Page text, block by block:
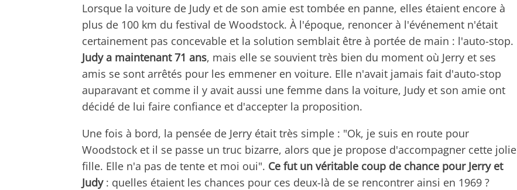
Lorsque la voiture de Judy et de son amie est tombée en panne, elles étaient encore à
plus de 100 km du festival de Woodstock. À l'époque, renoncer à l'événement n'était
certainement pas concevable et la solution semblait être à portée de main : l'auto-stop.
Judy a maintenant 71 ans, mais elle se souvient très bien du moment où Jerry et ses
amis se sont arrêtés pour les emmener en voiture. Elle n'avait jamais fait d'auto-stop
auparavant et comme il y avait aussi une femme dans la voiture, Judy et son amie ont
décidé de lui faire confiance et d'accepter la proposition.
Une fois à bord, la pensée de Jerry était très simple : "Ok, je suis en route pour
Woodstock et il se passe un truc bizarre, alors que je propose d'accompagner cette jolie
fille. Elle n'a pas de tente et moi oui". Ce fut un véritable coup de chance pour Jerry et
Judy: quelles étaient les chances pour ces deux-là de se rencontrer ainsi en 1969 ?